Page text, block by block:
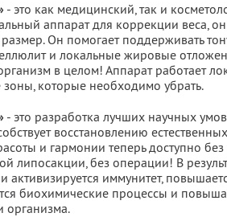
- это как медицинский, так и
аппарат для коррекции веса,
Он помогает поддерживать
и локальные жировые
в целом! Аппарат работает
которые необходимо убрать.
- это разработка лучших научных
восстановлению
и гармонии теперь доступно
липосакции, без операции! В
и активизируется иммунитет,
биохимические процессы и
организма.